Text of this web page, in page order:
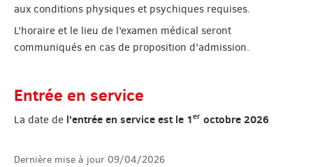
aux conditions physiques et psychiques requises.
L’horaire et le lieu de l’examen médical seront
communiqués en cas de proposition d’admission.
Entrée en service
La date de l'entrée en service est le 1er octobre 2026
Dernière mise à jour 09/04/2026